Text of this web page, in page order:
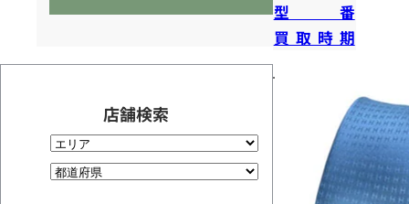
店舗検索
型番
買取時期